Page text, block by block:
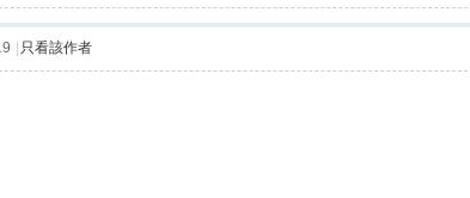
只看該作者